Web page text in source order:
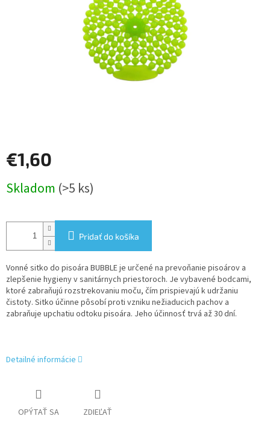
€1,60
cena:
Skladom (>5 ks)
Pridať do košíka
Vonné sitko do pisoára BUBBLE je určené na prevoňanie pisoárov a
zlepšenie hygieny v sanitárnych priestoroch. Je vybavené bodcami,
ktoré zabraňujú rozstrekovaniu moču, čím prispievajú k udržaniu
čistoty. Sitko účinne pôsobí proti vzniku nežiaducich pachov a
zabraňuje upchatiu odtoku pisoára. Jeho účinnosť trvá až 30 dní.
Detailné informácie
OPÝTAŤ SA ZDIEĽAŤ